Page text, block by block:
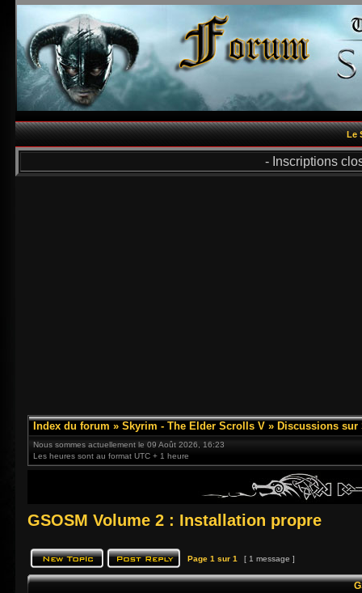
Le
- Inscriptions
Index du forum » Skyrim - The Elder Scrolls V » Discussions sur
Nous sommes actuellement le 09 Août 2026, 16:23
Les heures sont au format UTC + 1 heure
GSOSM Volume 2 : Installation propre
Page 1 sur 1 [ 1 message ]